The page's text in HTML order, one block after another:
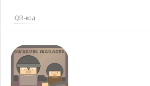
QR-код